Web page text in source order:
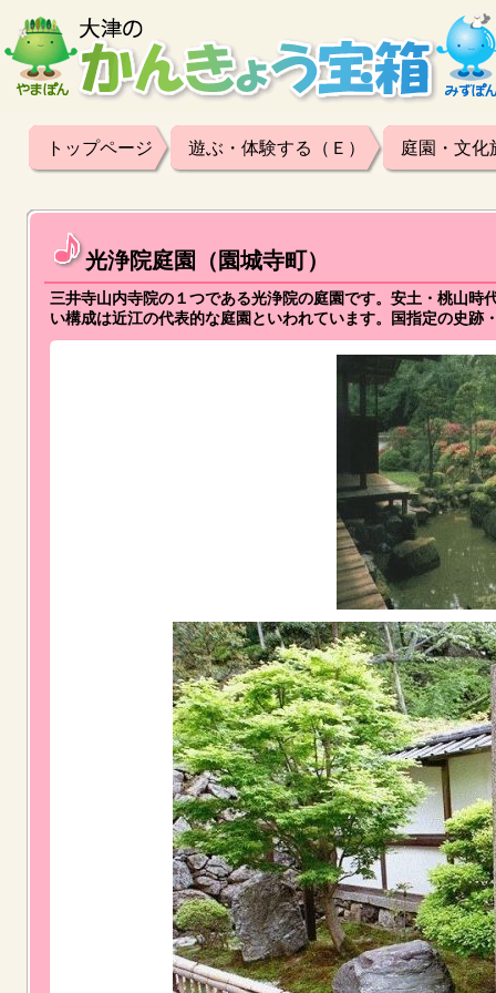
トップページ 遊ぶ・体験する（Ｅ） 庭園・文化
光浄院庭園（園城寺町）
三井寺山内寺院の１つである光浄院の庭園です。安土・桃山
い構成は近江の代表的な庭園といわれています。国指定の史跡